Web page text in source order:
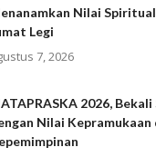
Nilai
Legi
7, 2026
2026, Bekali
Nilai